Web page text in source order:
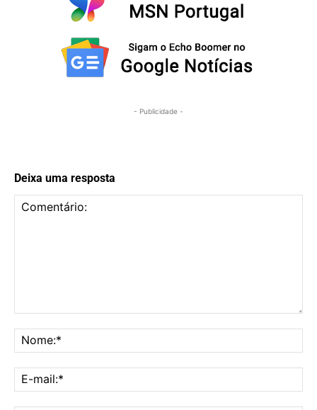
- Publicidade -
Deixa uma resposta